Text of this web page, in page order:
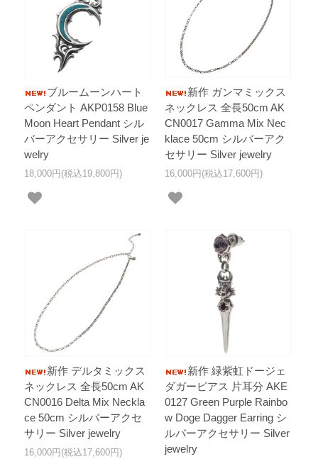
ブルームーンハート
ペンダント AKP0158 Blue
Moon Heart Pendant シル
バーアクセサリー Silver je
welry
18,000円(税込19,800円)
新作 ガンマミックス
ネックレス 全長50cm AK
CN0017 Gamma Mix Nec
klace 50cm シルバーアク
セサリー Silver jewelry
16,000円(税込17,600円)
新作 デルタミックス
ネックレス 全長50cm AK
CN0016 Delta Mix Neckla
ce 50cm シルバーアクセ
サリー Silver jewelry
16,000円(税込17,600円)
新作 緑紫虹ドージェ
ダガーピアス 片耳分 AKE
0127 Green Purple Rainbo
w Doge Dagger Earring シ
ルバーアクセサリー Silver
jewelry